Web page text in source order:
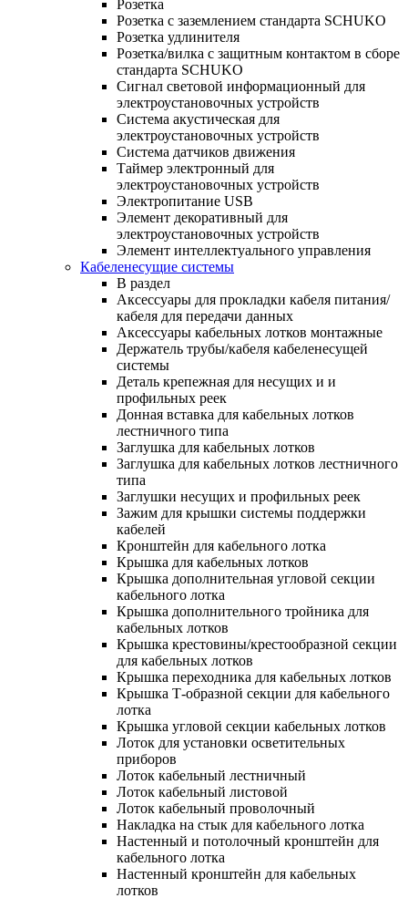
Розетка
Розетка с заземлением стандарта SCHUKO
Розетка удлинителя
Розетка/вилка с защитным контактом в сборе
стандарта SCHUKO
Сигнал световой информационный для
электроустановочных устройств
Система акустическая для
электроустановочных устройств
Система датчиков движения
Таймер электронный для
электроустановочных устройств
Электропитание USB
Элемент декоративный для
электроустановочных устройств
Элемент интеллектуального управления
Кабеленесущие системы
В раздел
Аксессуары для прокладки кабеля питания/
кабеля для передачи данных
Аксессуары кабельных лотков монтажные
Держатель трубы/кабеля кабеленесущей
системы
Деталь крепежная для несущих и и
профильных реек
Донная вставка для кабельных лотков
лестничного типа
Заглушка для кабельных лотков
Заглушка для кабельных лотков лестничного
типа
Заглушки несущих и профильных реек
Зажим для крышки системы поддержки
кабелей
Кронштейн для кабельного лотка
Крышка для кабельных лотков
Крышка дополнительная угловой секции
кабельного лотка
Крышка дополнительного тройника для
кабельных лотков
Крышка крестовины/крестообразной секции
для кабельных лотков
Крышка переходника для кабельных лотков
Крышка Т-образной секции для кабельного
лотка
Крышка угловой секции кабельных лотков
Лоток для установки осветительных
приборов
Лоток кабельный лестничный
Лоток кабельный листовой
Лоток кабельный проволочный
Накладка на стык для кабельного лотка
Настенный и потолочный кронштейн для
кабельного лотка
Настенный кронштейн для кабельных
лотков